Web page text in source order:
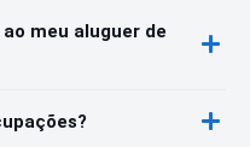
meu aluguer de